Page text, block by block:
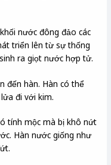
nước đông đảo các
triển lên từ sự thống
ra giọt nước hợp tử.
đến hàn. Hàn có thể
đi với kim.
tính mộc mà bị khô nứt
Hàn nước giống như